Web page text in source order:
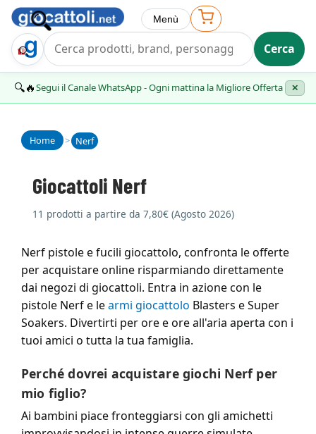
Trova Regalo Cerca
Menù
🔍🔥Segui il Canale WhatsApp - Ogni mattina la Migliore Offerta ✕
Home > Nerf
Giocattoli Nerf
11 prodotti a partire da 7,80€ (Agosto 2026)
Nerf pistole e fucili giocattolo, confronta le offerte
per acquistare online risparmiando direttamente
dai negozi di giocattoli. Entra in azione con le
pistole Nerf e learmi giocattolo Blasters e Super
Soakers. Divertirti per ore e ore all'aria aperta con i
tuoi amici o tutta la tua famiglia.
Perché dovrei acquistare giochi Nerf per
mio figlio?
Ai bambini piace fronteggiarsi con gli amichetti